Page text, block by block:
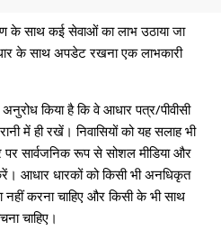
के साथ कई सेवाओं का लाभ उठाया जा
के साथ अपडेट रखना एक लाभकारी
किया है कि वे आधार पत्र/पीवीसी
में ही रखें। निवासियों को यह सलाह भी
सार्वजनिक रूप से सोशल मीडिया और
आधार धारकों को किसी भी अनधिकृत
करना चाहिए और किसी के भी साथ
चाहिए।